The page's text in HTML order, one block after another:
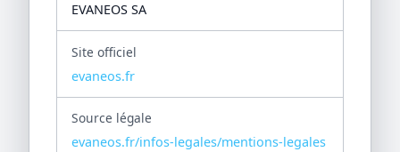
EVANEOS SA
Site officiel
evaneos.fr
Source légale
evaneos.fr/infos-legales/mentions-legales